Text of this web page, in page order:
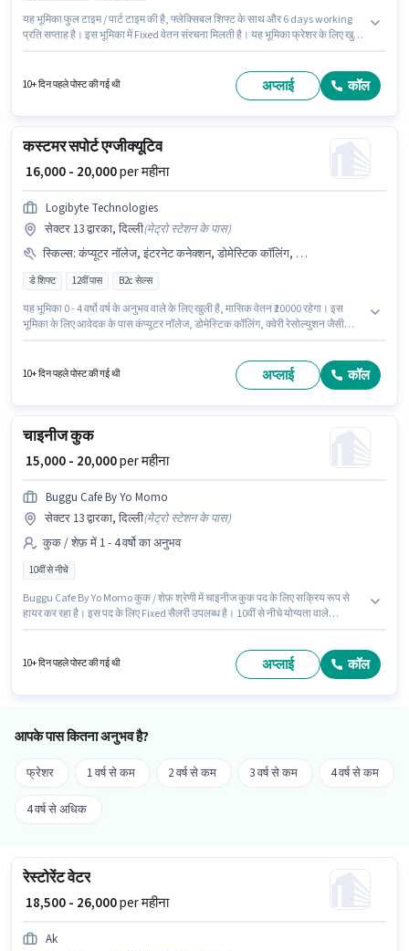
यह भूमिका फुल टाइम / पार्ट टाइम की है, फ्लेक्सिबल शिफ्ट के साथ और 6 days working
प्रति सप्ताह है। इस भूमिका में Fixed वेतन संरचना मिलती है। यह भूमिका फ्रेशर के लिए खुली
है।
10+ दिन पहले पोस्ट की गई थी अप्लाई कॉल
कस्टमर सपोर्ट एग्जीक्यूटिव
₹ 16,000 - 20,000per महीना
Logibyte Technologies
सेक्टर 13 द्वारका, दिल्ली(मेट्रो स्टेशन के पास)
स्किल्स: कंप्यूटर नॉलेज, इंटरनेट कनेक्शन, डोमेस्टिक कॉलिंग, लैपटॉप/डेस्कटॉप, क्वेरी रेसोल्युशन
डे शिफ्ट 12वीं पास B2c सेल्स
यह भूमिका 0 - 4 वर्षो वर्ष के अनुभव वाले के लिए खुली है, मासिक वेतन ₹20000 रहेगा। इस
भूमिका के लिए आवेदक के पास कंप्यूटर नॉलेज, डोमेस्टिक कॉलिंग, क्वेरी रेसोल्युशन जैसी
यह भूमिका फुल टाइम की है, डे शिफ्ट के साथ और 6 days working प्रति सप्ताह है। इस पद
10+ दिन पहले पोस्ट की गई थी अप्लाई कॉल
चाइनीज कुक
₹ 15,000 - 20,000per महीना
Buggu Cafe By Yo Momo
सेक्टर 13 द्वारका, दिल्ली(मेट्रो स्टेशन के पास)
कुक / शेफ़ में 1 - 4 वर्षो का अनुभव
10वीं से नीचे
Buggu Cafe By Yo Momo कुक / शेफ़ श्रेणी में चाइनीज कुक पद के लिए सक्रिय रूप से
हायर कर रहा है। इस पद के लिए Fixed सैलरी उपलब्ध है। 10वीं से नीचे योग्यता वाले
है।
10+ दिन पहले पोस्ट की गई थी अप्लाई कॉल
आपके पास कितना अनुभव है?
फ्रेशर 1 वर्ष से कम 2 वर्ष से कम 3 वर्ष से कम 4 वर्ष से कम
4 वर्ष से अधिक
रेस्टोरेंट वेटर
₹ 18,500 - 26,000per महीना
Ak